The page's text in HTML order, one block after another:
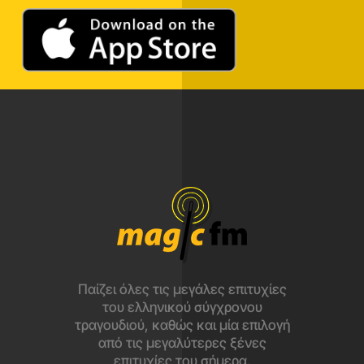
Παίζει όλες τις μεγάλες επιτυχίες
του ελληνικού σύγχρονου
τραγουδιού, καθώς και μία επιλογή
από τις μεγαλύτερες ξένες